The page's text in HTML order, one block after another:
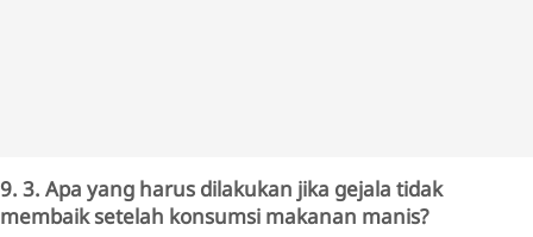
9. 3. Apa yang harus dilakukan jika gejala tidak
membaik setelah konsumsi makanan manis?